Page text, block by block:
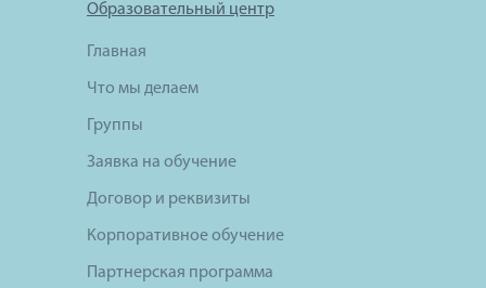
Образовательный центр
Главная
Что мы делаем
Группы
Заявка на обучение
Договор и реквизиты
Корпоративное обучение
Партнерская программа